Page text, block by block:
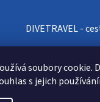
soubory
s jejich
DIVETRAVEL -